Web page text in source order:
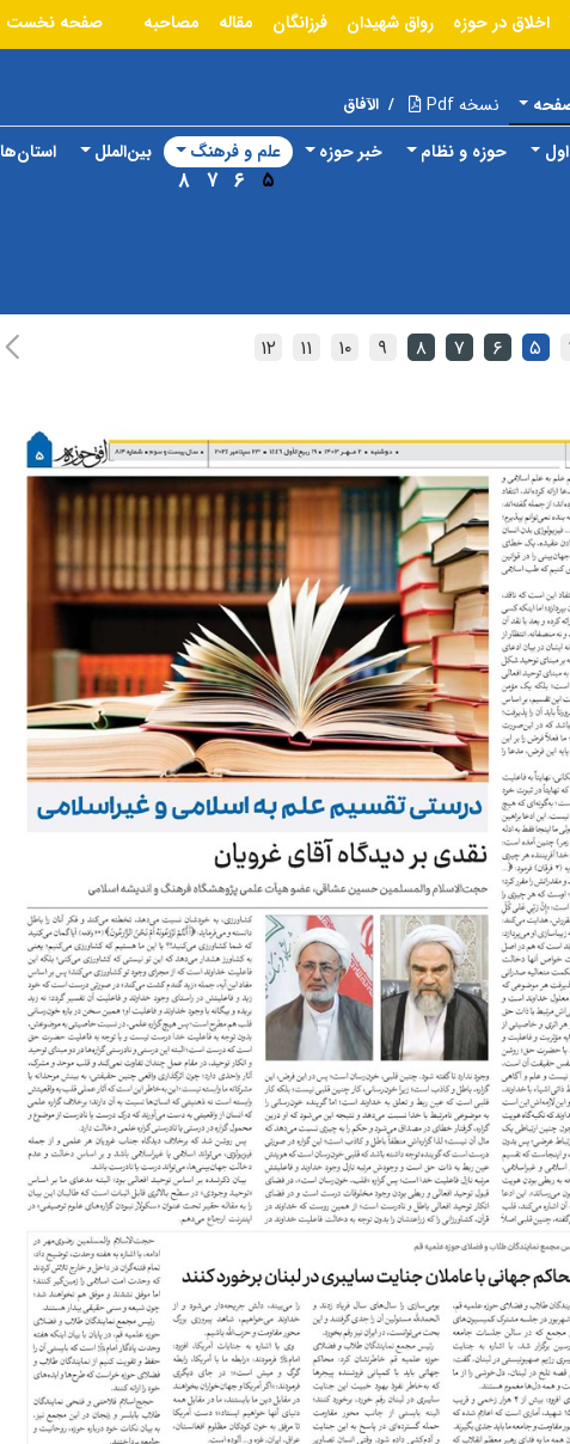
اخلاق در حوزه رواق شهیدان فرزانگان مقاله مصاحبه صفحه نخست
نسخه Pdf / الآفاق
حوزه و نظام خبر حوزه علم و فرهنگ
۵ ۶ ۷ ۸
بین‌الملل استان‌ها
۵ ۶ ۷ ۸ ۹ ۱۰ ۱۱ ۱۲